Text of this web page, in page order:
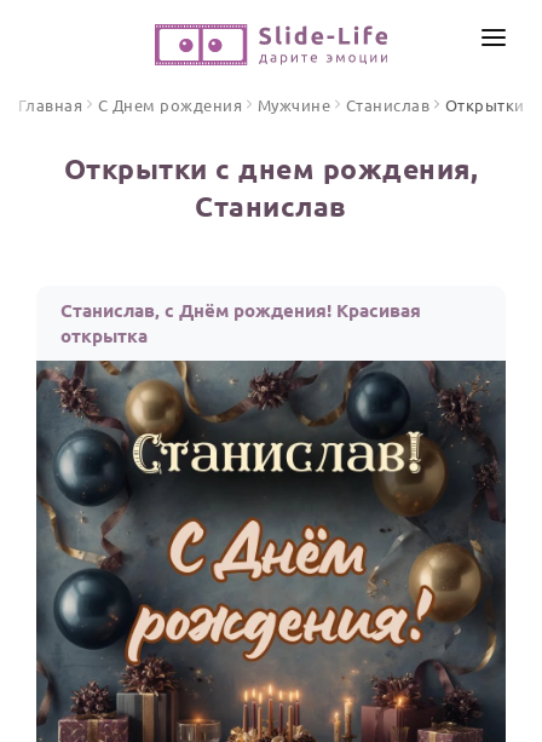
Открытки
Стихи и тексты
ПРАЗДНИКИ
С Днем рождения
Юбилей
Свадьба
Выпускной
HOT
Календарь праздников
КОМУ
Женщине
ИНСТРУМЕНТЫ
ОТЗЫВЫ
Главная С Днем рождения Мужчине Станислав Открытки
Открытки с днем рождения,
Станислав
Станислав, с Днём рождения! Красивая
открытка